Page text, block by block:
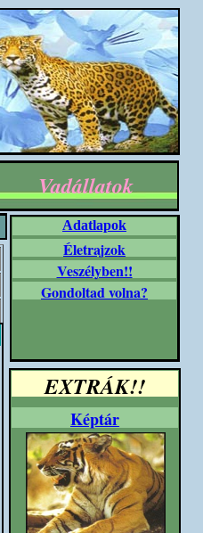
EXTRÁK!!
Vadállatok
Adatlapok
Életrajzok
Veszélyben!!
Képtár
Gondoltad volna?